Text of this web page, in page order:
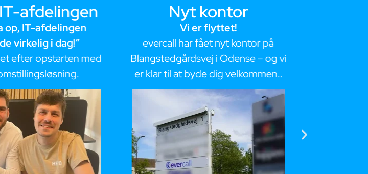
afdelingen
op, IT-afdelingen
virkelig i dag!”
efter opstarten med
Nyt kontor
Vi er flyttet!
evercall har fået nyt kontor på
Blangstedgårdsvej i Odense – og vi
er klar til at byde dig velkommen..